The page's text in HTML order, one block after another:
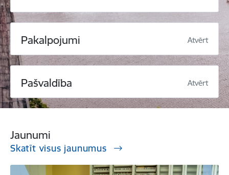
Pakalpojumi Atvērt
Pašvaldība Atvērt
Jaunumi
Skatīt visus jaunumus